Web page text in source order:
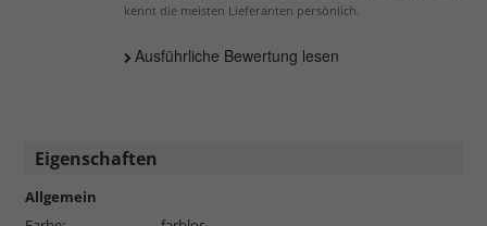
kennt die meisten Lieferanten persönlich.
Ausführliche Bewertung lesen
Eigenschaften
Allgemein